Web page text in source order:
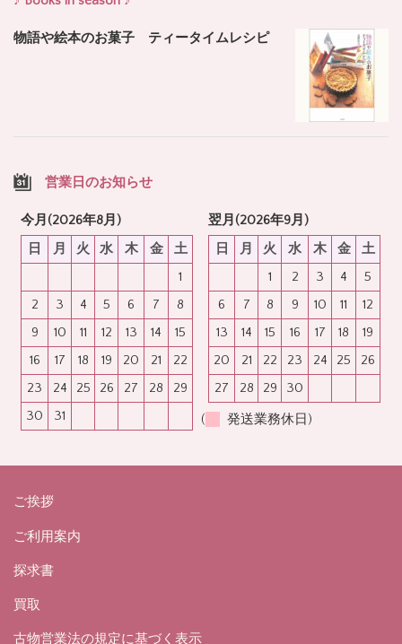
物語や絵本のお菓子 ティータイムレシピ
営業日のお知らせ
今月(2026年8月)
日
月 火 水 木 金
土
1
2
3 4 5 6 7
8
9
10 11 12 13 14
15
16
17 18 19 20 21
22
23
24 25 26 27 28
29
30
31
翌月(2026年9月)
日
月 火 水 木 金
土
1
2 3 4
5
6
7 8 9 10 11
12
13
14 15 16 17 18
19
20
21 22 23 24 25
26
27
28 29 30
( 発送業務休日)
ご挨拶
ご利用案内
探求書
買取
古物営業法の規定に基づく表示